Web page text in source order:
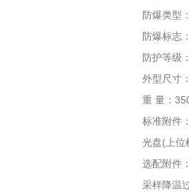
防爆类型：
防爆标志：
防护等级：
外型尺寸：
重 量：
标准附件：
光盘(上位机
选配附件：
采样降温过